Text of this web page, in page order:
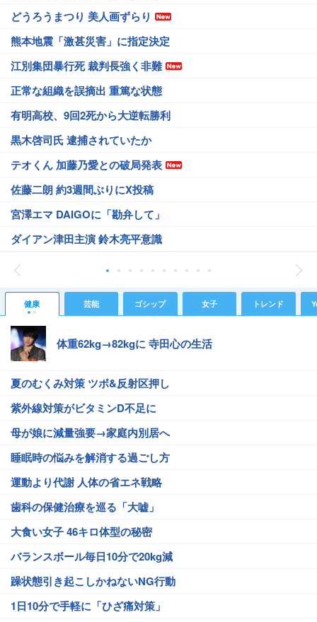
どうろうまつり 美人画ずらり
熊本地震「激甚災害」に指定決定
江別集団暴行死 裁判長強く非難
正常な組織を誤摘出 重篤な状態
有明高校、9回2死から大逆転勝利
黒木啓司氏 逮捕されていたか
テオくん 加藤乃愛との破局発表
佐藤二朗 約3週間ぶりにX投稿
宮澤エマ DAIGOに「勘弁して」
ダイアン津田主演 鈴木亮平意識
健康 芸能 ゴシップ 女子 トレンド
体重62kg→82kgに 寺田心の生活
夏のむくみ対策 ツボ&反射区押し
紫外線対策がビタミンD不足に
母が娘に減量強要→家庭内別居へ
睡眠時の悩みを解消する過ごし方
運動より代謝 人体の省エネ戦略
歯科の保健治療を巡る「大嘘」
大食い女子 46キロ体型の秘密
バランスボール毎日10分で20kg減
躁状態引き起こしかねないNG行動
1日10分で手軽に「ひざ痛対策」